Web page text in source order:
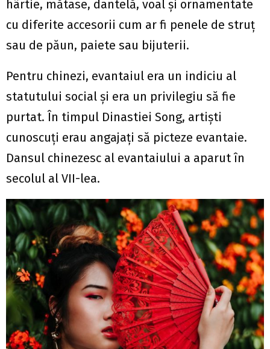
hârtie, mătase, dantelă, voal și ornamentate
cu diferite accesorii cum ar fi penele de struț
sau de păun, paiete sau bijuterii.
Pentru chinezi, evantaiul era un indiciu al
statutului social și era un privilegiu să fie
purtat. În timpul Dinastiei Song, artiști
cunoscuți erau angajați să picteze evantaie.
Dansul chinezesc al evantaiului a aparut în
secolul al VII-lea.